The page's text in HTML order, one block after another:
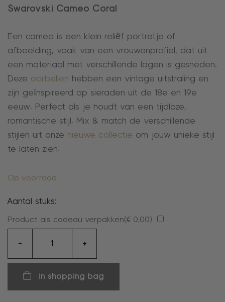
Swarovski Cameo Coral
Een cameo is een klein reliëf portretje of
afbeelding, vaak van een vrouwenprofiel, dat uit
een materiaal met verschillende lagen is gesneden.
Deze oorbellen hebben een vintage uitstraling en
zijn geïnspireerd op sieraden uit de 18e en 19e
eeuw. Perfect als je houdt van een tijdloze,
romantische stijl. Mix & match de verschillende
stijlen uit onze nieuwe collectie om jouw unieke stijl
te laten zien.
Op voorraad
Aantal stuks:
Product als cadeau verpakken(€ 0,00)
-
aantal
+
in shopping bag